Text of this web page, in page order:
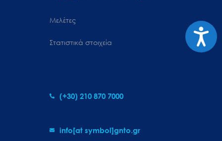
Μελέτες
Στατιστικά στοιχεία
(+30) 210 870 7000
info[at symbol]gnto.gr